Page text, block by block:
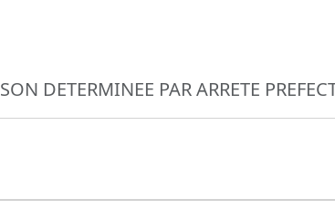
DETERMINEE PAR ARRETE